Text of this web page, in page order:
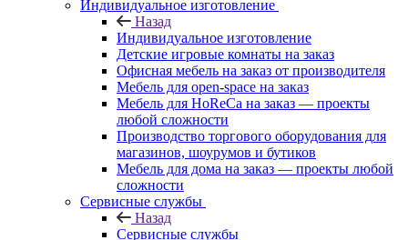
Индивидуальное изготовление
Назад
Индивидуальное изготовление
Детские игровые комнаты на заказ
Офисная мебель на заказ от производителя
Мебель для open-space на заказ
Мебель для HoReCa на заказ — проекты
любой сложности
Производство торгового оборудования для
магазинов, шоурумов и бутиков
Мебель для дома на заказ — проекты любой
сложности
Сервисные службы
Назад
Сервисные службы